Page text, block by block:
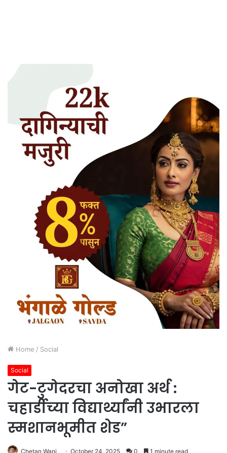
Home / Social
Social
गेट-टुगेदरचा अनोखा अर्थ :
चहार्डीच्या विद्यार्थ्यांनी उभारला
स्मशानभूमीत शेड”
Chetan Wani October 24, 2025 0 1 minute read